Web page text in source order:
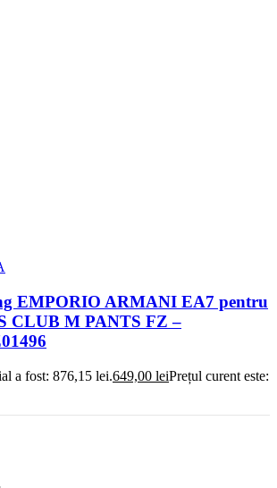
EMPORIO ARMANI EA7 pentru
CLUB M PANTS FZ –
a fost: 876,15 lei.649,00 leiPrețul curent este: